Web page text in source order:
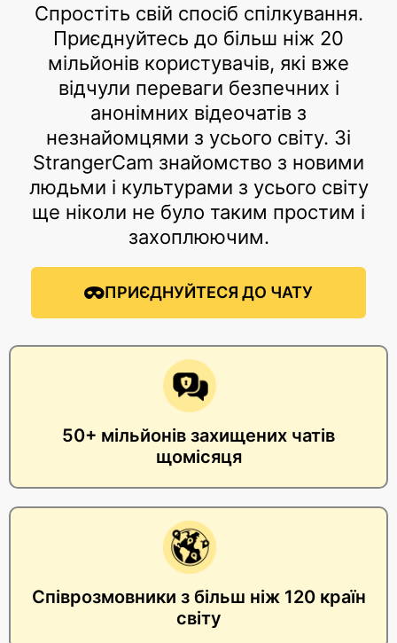
Спростіть свій спосіб спілкування.
Приєднуйтесь до більш ніж 20
мільйонів користувачів, які вже
відчули переваги безпечних і
анонімних відеочатів з
незнайомцями з усього світу. Зі
StrangerCam знайомство з новими
людьми і культурами з усього світу
ще ніколи не було таким простим і
захоплюючим.
ПРИЄДНУЙТЕСЯ ДО ЧАТУ
50+ мільйонів захищених чатів
щомісяця
Співрозмовники з більш ніж 120 країн
світу